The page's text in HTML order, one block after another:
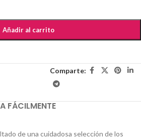
Añadir al carrito
Comparte:
FÁCILMENTE
de una cuidadosa selección de los